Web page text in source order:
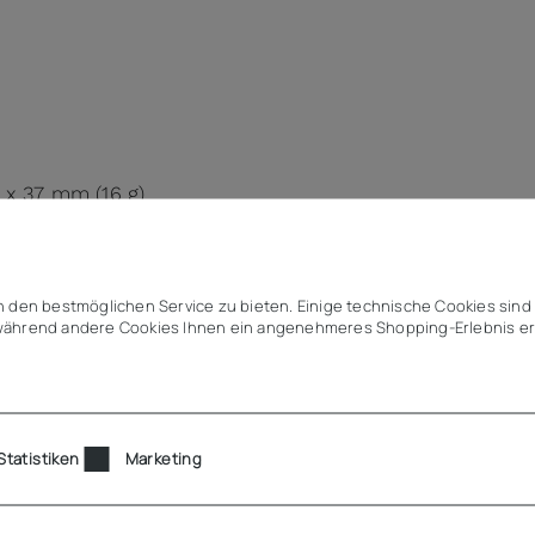
37 mm (16 g)
und Pumpen
den bestmöglichen Service zu bieten. Einige technische Cookies
andere Cookies Ihnen ein angenehmeres Shopping-Erlebnis
Marketing